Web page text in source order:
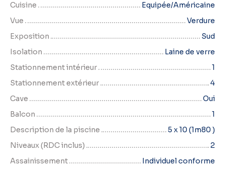
Cuisine
Equipée/Américaine
Vue
Verdure
Exposition
Sud
Isolation
Laine de verre
Stationnement intérieur
1
Stationnement extérieur
4
Cave
Oui
Balcon
1
Description de la piscine
5 x 10 (1m80 )
Niveaux (RDC inclus)
2
Assainissement
Individuel conforme